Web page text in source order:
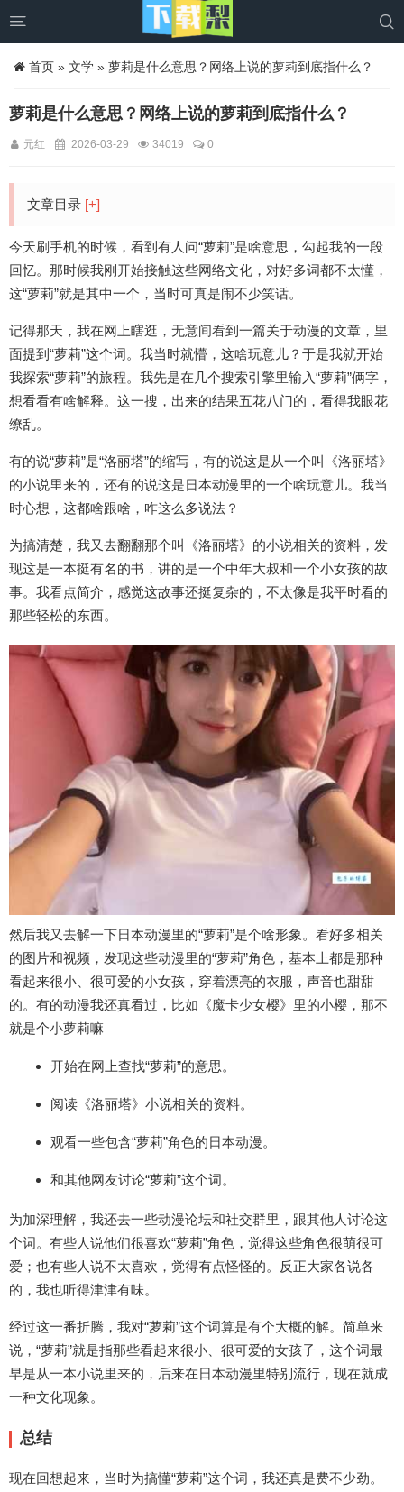
 
首页 » 文学 » 萝莉是什么意思？网络上说的萝莉到底指什么？
萝莉是什么意思？网络上说的萝莉到底指什么？
元红 2026-03-29 34019 0
文章目录 [+]
今天刷手机的时候，看到有人问“萝莉”是啥意思，勾起我的一段
回忆。那时候我刚开始接触这些网络文化，对好多词都不太懂，
这“萝莉”就是其中一个，当时可真是闹不少笑话。
记得那天，我在网上瞎逛，无意间看到一篇关于动漫的文章，里
面提到“萝莉”这个词。我当时就懵，这啥玩意儿？于是我就开始
我探索“萝莉”的旅程。我先是在几个搜索引擎里输入“萝莉”俩字，
想看看有啥解释。这一搜，出来的结果五花八门的，看得我眼花
缭乱。
有的说“萝莉”是“洛丽塔”的缩写，有的说这是从一个叫《洛丽塔》
的小说里来的，还有的说这是日本动漫里的一个啥玩意儿。我当
时心想，这都啥跟啥，咋这么多说法？
为搞清楚，我又去翻翻那个叫《洛丽塔》的小说相关的资料，发
现这是一本挺有名的书，讲的是一个中年大叔和一个小女孩的故
事。我看点简介，感觉这故事还挺复杂的，不太像是我平时看的
那些轻松的东西。
然后我又去解一下日本动漫里的“萝莉”是个啥形象。看好多相关
的图片和视频，发现这些动漫里的“萝莉”角色，基本上都是那种
看起来很小、很可爱的小女孩，穿着漂亮的衣服，声音也甜甜
的。有的动漫我还真看过，比如《魔卡少女樱》里的小樱，那不
就是个小萝莉嘛
开始在网上查找“萝莉”的意思。
阅读《洛丽塔》小说相关的资料。
观看一些包含“萝莉”角色的日本动漫。
和其他网友讨论“萝莉”这个词。
为加深理解，我还去一些动漫论坛和社交群里，跟其他人讨论这
个词。有些人说他们很喜欢“萝莉”角色，觉得这些角色很萌很可
爱；也有些人说不太喜欢，觉得有点怪怪的。反正大家各说各
的，我也听得津津有味。
经过这一番折腾，我对“萝莉”这个词算是有个大概的解。简单来
说，“萝莉”就是指那些看起来很小、很可爱的女孩子，这个词最
早是从一本小说里来的，后来在日本动漫里特别流行，现在就成
一种文化现象。
总结
现在回想起来，当时为搞懂“萝莉”这个词，我还真是费不少劲。